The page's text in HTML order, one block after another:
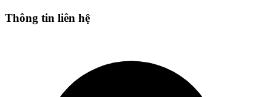
Thông tin liên hệ